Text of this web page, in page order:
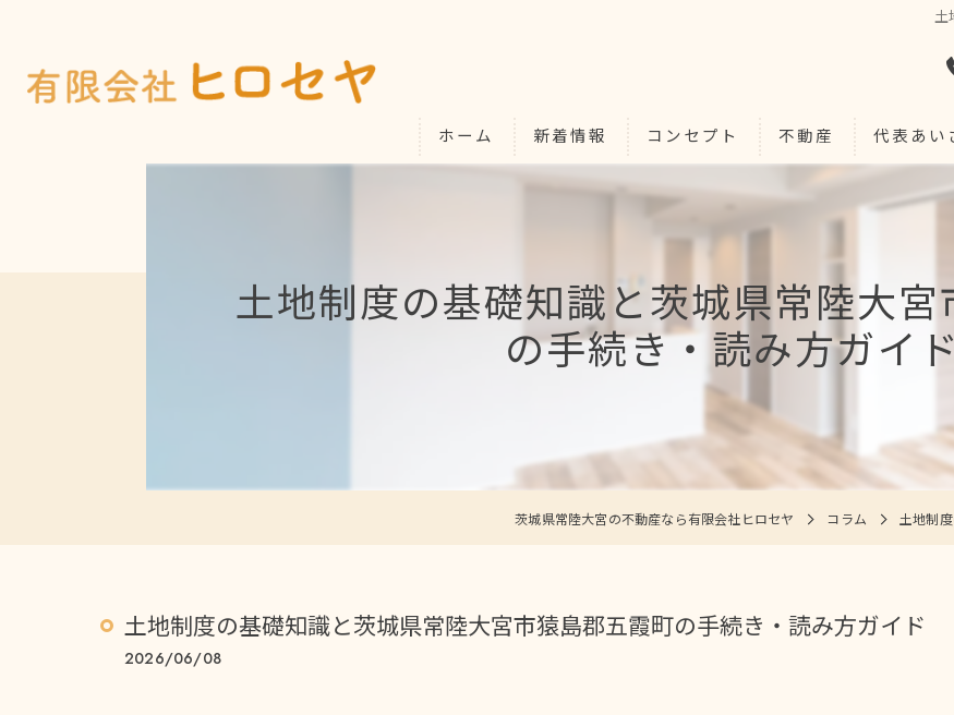
土
ホーム 新着情報 コンセプト 不動産 代表あい
土地制度の基礎知識と茨城県常陸大
の手続き・読み方ガイド
茨城県常陸大宮の不動産なら有限会社ヒロセヤ コラム 土地制
土地制度の基礎知識と茨城県常陸大宮市猿島郡五霞町の手続き・読み方ガイド
2026/06/08